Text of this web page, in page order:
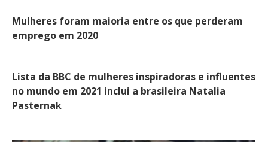
Mulheres foram maioria entre os que perderam
emprego em 2020
Lista da BBC de mulheres inspiradoras e influentes
no mundo em 2021 inclui a brasileira Natalia
Pasternak